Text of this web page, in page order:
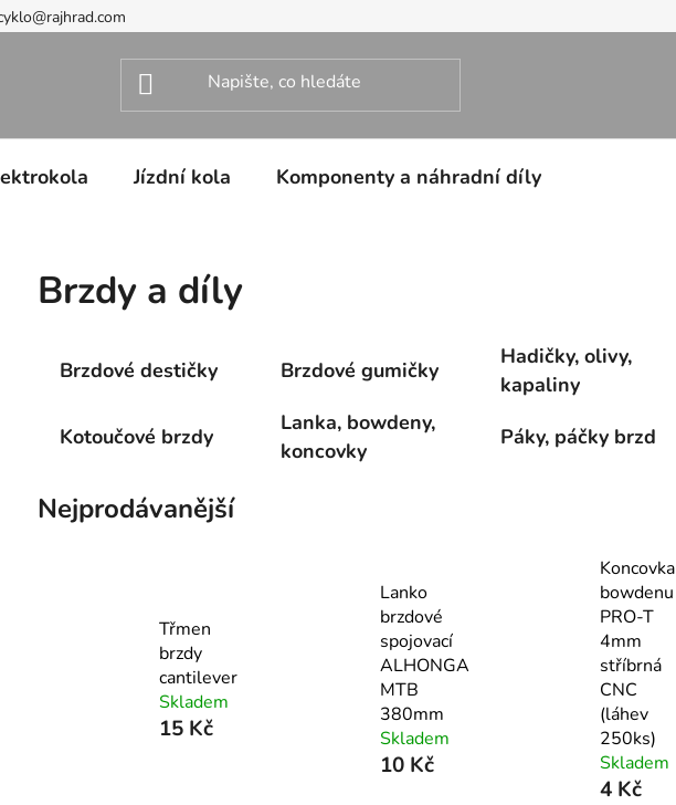
Jízdní kola Komponenty a náhradní díly
Brzdy a díly
Brzdové destičky Brzdové gumičky
Hadičky, olivy,
kapaliny
Kotoučové brzdy
Lanka, bowdeny,
koncovky
Páky, páčky brzd
Nejprodávanější
Třmen
brzdy
cantilever
Skladem
15 Kč
Lanko
brzdové
spojovací
ALHONGA
MTB
380mm
Skladem
10 Kč
Koncovka
bowdenu
PRO-T
4mm
stříbrná
CNC
(láhev
250ks)
Skladem
4 Kč